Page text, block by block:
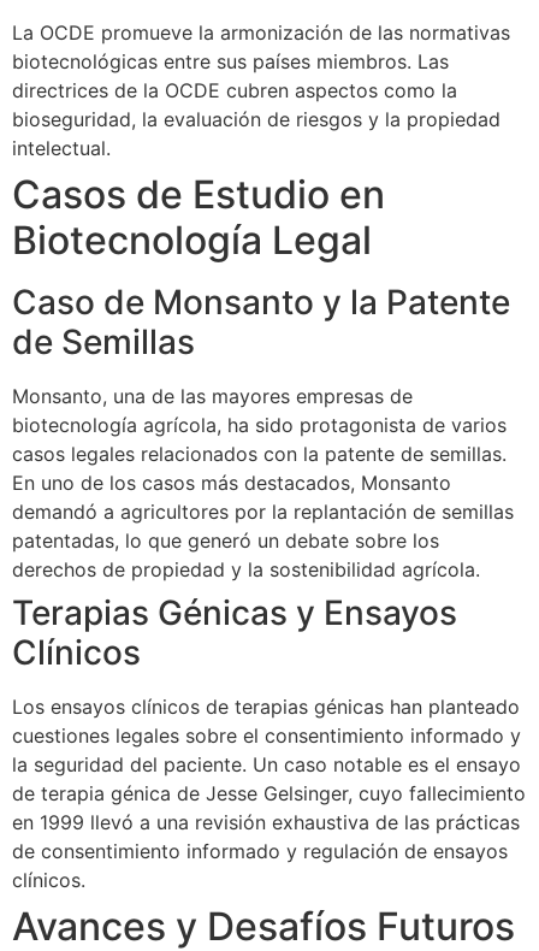
La OCDE promueve la armonización de las normativas
biotecnológicas entre sus países miembros. Las
directrices de la OCDE cubren aspectos como la
bioseguridad, la evaluación de riesgos y la propiedad
intelectual.
Casos de Estudio en
Biotecnología Legal
Caso de Monsanto y la Patente
de Semillas
Monsanto, una de las mayores empresas de
biotecnología agrícola, ha sido protagonista de varios
casos legales relacionados con la patente de semillas.
En uno de los casos más destacados, Monsanto
demandó a agricultores por la replantación de semillas
patentadas, lo que generó un debate sobre los
derechos de propiedad y la sostenibilidad agrícola.
Terapias Génicas y Ensayos
Clínicos
Los ensayos clínicos de terapias génicas han planteado
cuestiones legales sobre el consentimiento informado y
la seguridad del paciente. Un caso notable es el ensayo
de terapia génica de Jesse Gelsinger, cuyo fallecimiento
en 1999 llevó a una revisión exhaustiva de las prácticas
de consentimiento informado y regulación de ensayos
clínicos.
Avances y Desafíos Futuros